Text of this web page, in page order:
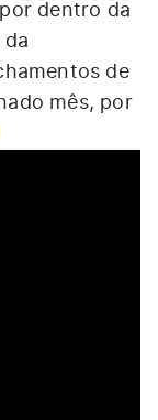
dentro da
da
de
mês, por